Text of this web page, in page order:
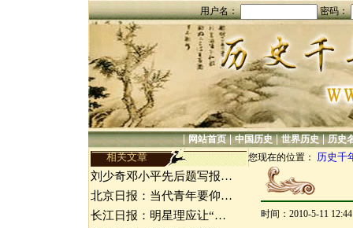
用户名： 密码：
|网站首页|中国历史|世界历史|历史
相关文章 您现在的位置： 历史千
刘少奇邓小平先后题写报…
北京日报：当代青年要仰…
长江日报：明星理应让“…
时间：2010-5-11